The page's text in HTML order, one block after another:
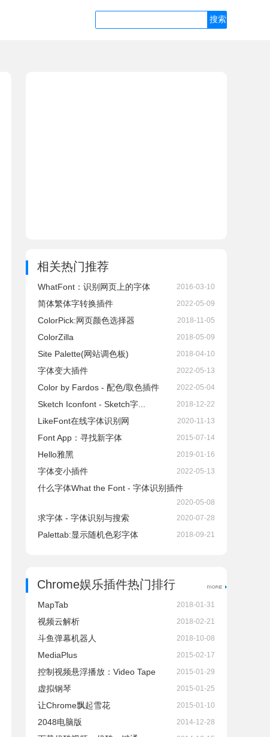
相关热门推荐
WhatFont：识别网页上的字体 2016-03-10
简体繁体字转换插件 2022-05-09
ColorPick:网页颜色选择器 2018-11-05
ColorZilla 2018-05-09
Site Palette(网站调色板) 2018-04-10
字体变大插件 2022-05-13
Color by Fardos - 配色/取色插件 2022-05-04
Sketch Iconfont - Sketch字... 2018-12-22
LikeFont在线字体识别网 2020-11-13
Font App：寻找新字体 2015-07-14
Hello雅黑 2019-01-16
字体变小插件 2022-05-13
什么字体What the Font - 字体识别插件
2020-05-08
求字体 - 字体识别与搜索 2020-07-28
Palettab:显示随机色彩字体 2018-09-21
Chrome娱乐插件热门排行
MapTab 2018-01-31
视频云解析 2018-02-21
斗鱼弹幕机器人 2018-10-08
MediaPlus 2015-02-17
控制视频悬浮播放：Video Tape 2015-01-29
虚拟钢琴 2015-01-25
让Chrome飘起雪花 2015-01-10
2048电脑版 2014-12-28